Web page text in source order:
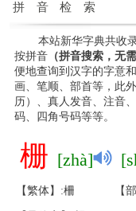
拼音检索
本站新华字典共收
按拼音（拼音搜索，无需
便地查询到汉字的字意
画、笔顺、部首等，此
历）、真人发音、注音
码、四角号码等等。
栅 [zhà]
【繁体】:柵 【